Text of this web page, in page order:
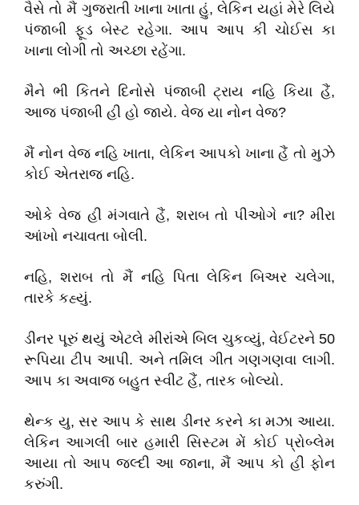
વૈસે તો મૈં ગુજરાતી ખાના ખાતા હું, લેકિન યહાં મેરે લિયે
પંજાબી ફૂડ બેસ્ટ રહેગા. આપ આપ કી ચોઈસ કા
ખાના લોગી તો અચ્છા રહેંગા.
મૈને ભી કિતને દિનોસે પંજાબી ટ્રાય નહિ કિયા હૈં,
આજ પંજાબી હી હો જાયે. વેજ યા નોન વેજ?
મૈં નોન વેજ નહિ ખાતા, લેકિન આપકો ખાના હૈં તો મુઝે
કોઈ એતરાજ નહિ.
ઓકે વેજ હી મંગવાતે હૈં, શરાબ તો પીઓગે ના? મીરા
આંખો નચાવતા બોલી.
નહિ, શરાબ તો મૈં નહિ પિતા લેકિન બિઅર ચલેગા,
તારકે કહ્યું.
ડીનર પૂરું થયું એટલે મીરાંએ બિલ ચુકવ્યું, વેઈટરને 50
રૂપિયા ટીપ આપી. અને તમિલ ગીત ગણગણવા લાગી.
આપ કા અવાજ બહુત સ્વીટ હૈં, તારક બોલ્યો.
થેન્ક યુ, સર આપ કે સાથ ડીનર કરને કા મઝા આયા.
લેકિન આગલી બાર હમારી સિસ્ટમ મેં કોઈ પ્રોબ્લેમ
આયા તો આપ જલ્દી આ જાના, મૈં આપ કો હી ફોન
કરુંગી.